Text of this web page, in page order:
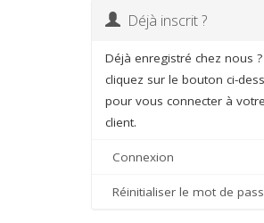
Déjà inscrit ?
Déjà enregistré chez nous
cliquez sur le bouton ci-
pour vous connecter à
client.
Connexion
Réinitialiser le mot de